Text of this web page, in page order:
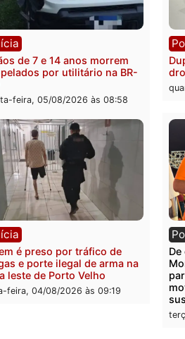
Polícia
Ciclista de 66 anos é assaltado
durante pedalada na Estrada da
Penal
Polícia
Irmãos de 7 e 14 anos morrem
atropelados por utilitário na BR-